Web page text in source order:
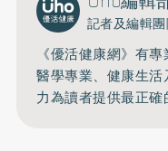
記者及編輯
《優活健康網》有
醫學專業、健康生
力為讀者提供最正確